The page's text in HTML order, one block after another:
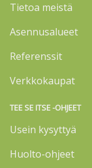
Tietoa meistä
Asennusalueet
Referenssit
Verkkokaupat
TEE SE ITSE -OHJEET
Usein kysyttyä
Huolto-ohjeet